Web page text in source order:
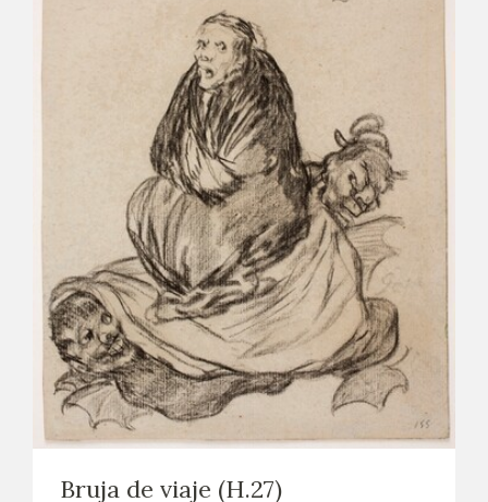
PREMIO ARAGÓN GOYA
PUBLICACIONES
TIENDA
TIENDA ONLINE
Bruja de viaje (H.27)